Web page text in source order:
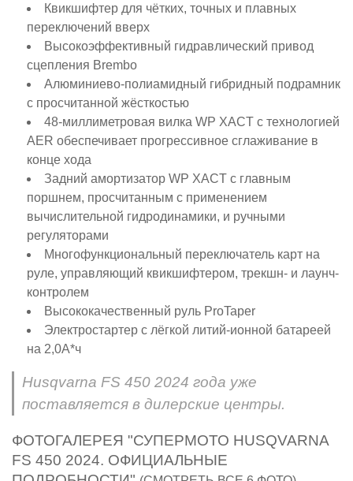
Квикшифтер для чётких, точных и плавных
переключений вверх
Высокоэффективный гидравлический привод
сцепления Brembo
Алюминиево-полиамидный гибридный подрамник
с просчитанной жёсткостью
48-миллиметровая вилка WP XACT с технологией
AER обеспечивает прогрессивное сглаживание в
конце хода
Задний амортизатор WP XACT с главным
поршнем, просчитанным с применением
вычислительной гидродинамики, и ручными
регуляторами
Многофункциональный переключатель карт на
руле, управляющий квикшифтером, трекшн- и лаунч-
контролем
Высококачественный руль ProTaper
Электростартер с лёгкой литий-ионной батареей
на 2,0А*ч
Husqvarna FS 450 2024 года уже
поставляется в дилерские центры.
ФОТОГАЛЕРЕЯ "СУПЕРМОТО HUSQVARNA
FS 450 2024. ОФИЦИАЛЬНЫЕ